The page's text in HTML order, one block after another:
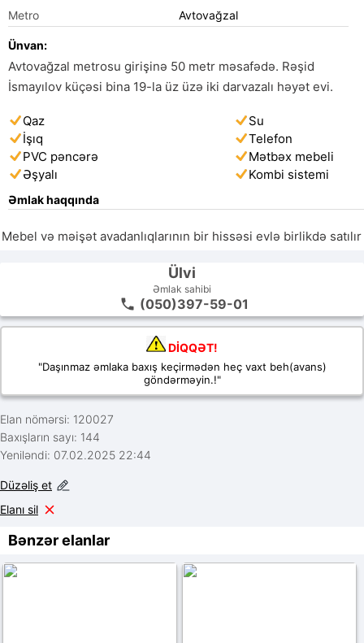
Metro Avtovağzal
Ünvan:
Avtovağzal metrosu girişinə 50 metr məsafədə. Rəşid
İsmayılov küçəsi bina 19-la üz üzə iki darvazalı həyət evi.
Qaz
Su
İşıq
Telefon
PVC pəncərə
Mətbəx mebeli
Əşyalı
Kombi sistemi
Əmlak haqqında
Mebel və məişət avadanlıqlarının bir hissəsi evlə birlikdə satılır
Ülvi
Əmlak sahibi
(050)397-59-01
DİQQƏT!
"Daşınmaz əmlaka baxış keçirmədən heç vaxt beh(avans)
göndərməyin.!"
Elan nömərsi: 120027
Baxışların sayı: 144
Yeniləndi: 07.02.2025 22:44
Düzəliş et
Elanı sil
Bənzər elanlar